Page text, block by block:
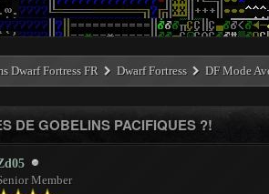
Dwarf Fortress FR Dwarf Fortress DF Mode
DE GOBELINS PACIFIQUES ?!
Member